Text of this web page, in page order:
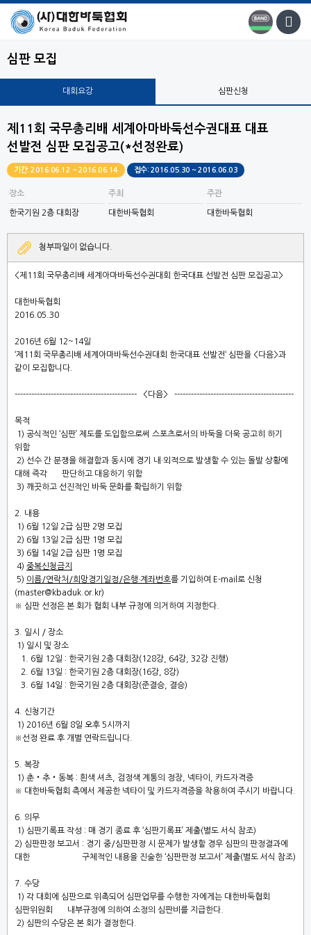
심판 모집
대회요강 심판신청
제11회 국무총리배 세계아마바둑선수권대표 대표
선발전 심판 모집공고(*선정완료)
기간: 2016.06.12 ~ 2016.06.14 접수: 2016.05.30 ~ 2016.06.03
장소
한국기원 2층 대회장
주최
대한바둑협회
주관
대한바둑협회
첨부파일이 없습니다.
<제 11 회 국무총리배 세계아마바둑선수권대회 한국대표 선발전 심판 모집공고>
대한바둑협회
2016.05.30
2016년 6월 12~14일
‘제 11 회 국무총리배 세계아마바둑선수권대회 한국대표 선발전‘ 심판을 <다음>과
같이 모집합니다
-------------------------------------------- <다음> -------------------------------------------
목적
1) 공식적인 ‘심판’ 제도를 도입함으로써 스포츠로서의 바둑을 더욱 공고히 하기
위함
2) 선수 간 분쟁을 해결함과 동시에 경기 내 ·외적으로 발생할 수 있는 돌발 상황에
대해 즉각
판단하고 대응하기 위함
3) 깨끗하고 선진적인 바둑 문화를 확립하기 위함
2. 내용
1) 6월 12일 2급 심판 2명 모집
2) 6월 13일 2급 심판 1 명 모집
3) 6월 14일 2급 심판 1 명 모집
4) 중복신청금지
5) 이름/연락처 /희망경기일정 /은행·계좌번호를 기입하여 E-mail 로 신청
(master@kbaduk.or.kr)
※ 심판 선정은 본 회가 협회 내부 규정에 의거하여 지정한다
3. 일시 / 장소
1) 일시 및 장소
1. 6월 12일 : 한국기원 2층 대회장(128강 , 64강 , 32강 진행)
2. 6월 13일 : 한국기원 2층 대회장(16강 , 8강)
3. 6월 14일 : 한국기원 2층 대회장(준결승 결승)
4. 신청기간
1) 2016년 6월 8일 오후 5시까지
※선정 완료 후 개별 연락드립니다
5. 복장
1) 춘 ‧ 추 ‧ 동복 : 흰색 셔츠 검정색 계통의 정장 넥타이
카드자격증
※ 대한바둑협회 측에서 제공한 넥타이 및 카드자격증을 착용하여 주시기 바랍니다
6. 의무
1) 심판기록표 작성 : 매 경기 종료 후 ‘심판기록표’ 제출(별도 서식 참조)
2) 심판판정 보고서 : 경기 중/심판판정 시 문제가 발생할 경우 심판의 판정결과에
대한
구체적인 내용을 진술한 ‘심판판정 보고서’ 제출(별도 서식 참조)
7. 수당
1) 각 대회에 심판으로 위촉되어 심판업무를 수행한 자에게는 대한바둑협회
심판위원회
내부규정에 의하여 소정의 심판비를 지급한다
2) 심판의 수당은 본 회가 결정한다